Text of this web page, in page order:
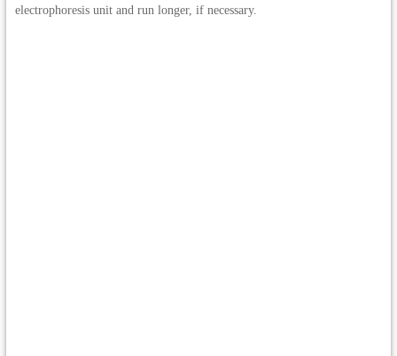
electrophoresis unit and run longer, if necessary.